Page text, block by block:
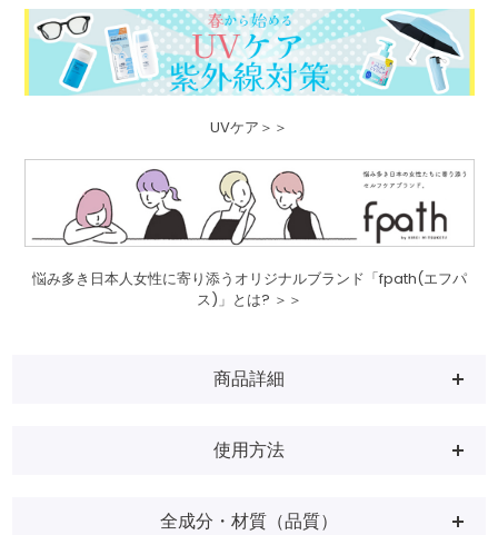
UVケア＞＞
悩み多き日本人女性に寄り添うオリジナルブランド「fpath(エフパ
ス)」とは? ＞＞
商品詳細
使用方法
全成分・材質（品質）